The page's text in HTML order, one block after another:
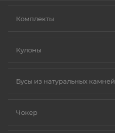
Комплекты
Кулоны
Бусы из натуральных камней
Чокер